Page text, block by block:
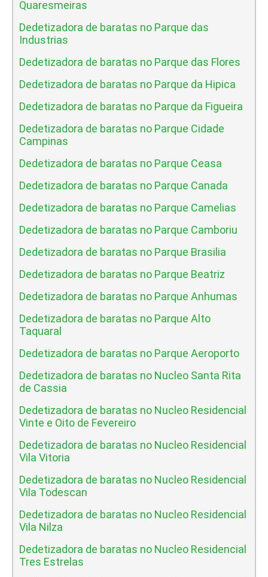
Quaresmeiras
Dedetizadora de baratas no Parque das
Industrias
Dedetizadora de baratas no Parque das Flores
Dedetizadora de baratas no Parque da Hipica
Dedetizadora de baratas no Parque da Figueira
Dedetizadora de baratas no Parque Cidade
Campinas
Dedetizadora de baratas no Parque Ceasa
Dedetizadora de baratas no Parque Canada
Dedetizadora de baratas no Parque Camelias
Dedetizadora de baratas no Parque Camboriu
Dedetizadora de baratas no Parque Brasilia
Dedetizadora de baratas no Parque Beatriz
Dedetizadora de baratas no Parque Anhumas
Dedetizadora de baratas no Parque Alto
Taquaral
Dedetizadora de baratas no Parque Aeroporto
Dedetizadora de baratas no Nucleo Santa Rita
de Cassia
Dedetizadora de baratas no Nucleo Residencial
Vinte e Oito de Fevereiro
Dedetizadora de baratas no Nucleo Residencial
Vila Vitoria
Dedetizadora de baratas no Nucleo Residencial
Vila Todescan
Dedetizadora de baratas no Nucleo Residencial
Vila Nilza
Dedetizadora de baratas no Nucleo Residencial
Tres Estrelas